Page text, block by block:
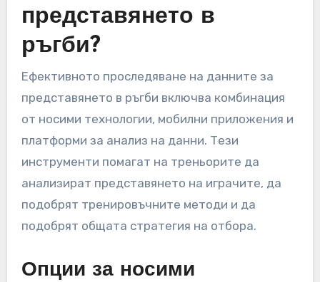
представянето в
ръгби?
Ефективното проследяване на данните за
представянето в ръгби включва комбинация
от носими технологии, мобилни приложения и
платформи за анализ на данни. Тези
инструменти помагат на треньорите да
анализират представянето на играчите, да
подобрят тренировъчните методи и да
подобрят общата стратегия на отбора.
Опции за носими